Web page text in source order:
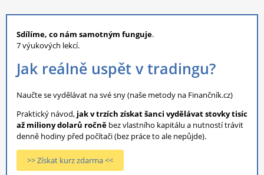
Sdílíme, co nám samotným funguje.
7 výukových lekcí.
Jak reálně uspět v tradingu?
Naučte se vydělávat na své sny (naše metody na Finančník.cz)
Praktický návod, jak v trzích získat šanci vydělávat stovky tisíc
až miliony dolarů ročně bez vlastního kapitálu a nutností trávit
denně hodiny před počítači (bez práce to ale nepůjde).
>> Získat kurz zdarma <<